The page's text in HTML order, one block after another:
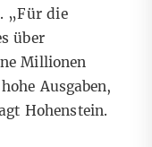
„Für die
über
Millionen
Ausgaben,
Hohenstein.